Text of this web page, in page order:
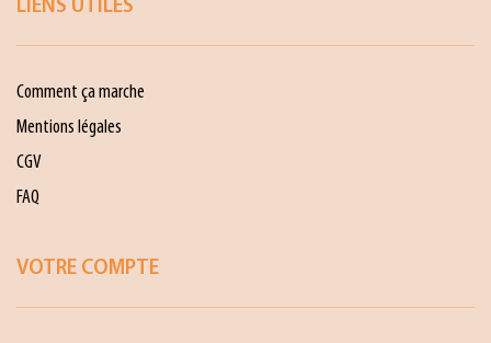
LIENS UTILES
Comment ça marche
Mentions légales
CGV
FAQ
VOTRE COMPTE